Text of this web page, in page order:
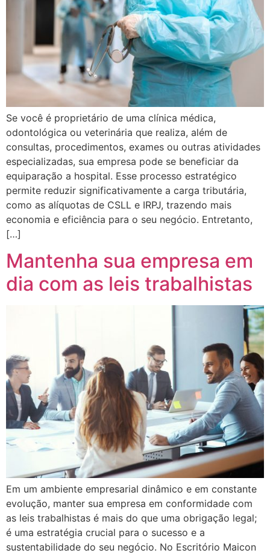
Se você é proprietário de uma clínica médica,
odontológica ou veterinária que realiza, além de
consultas, procedimentos, exames ou outras atividades
especializadas, sua empresa pode se beneficiar da
equiparação a hospital. Esse processo estratégico
permite reduzir significativamente a carga tributária,
como as alíquotas de CSLL e IRPJ, trazendo mais
economia e eficiência para o seu negócio. Entretanto,
[…]
Mantenha sua empresa em
dia com as leis trabalhistas
Em um ambiente empresarial dinâmico e em constante
evolução, manter sua empresa em conformidade com
as leis trabalhistas é mais do que uma obrigação legal;
é uma estratégia crucial para o sucesso e a
sustentabilidade do seu negócio. No Escritório Maicon